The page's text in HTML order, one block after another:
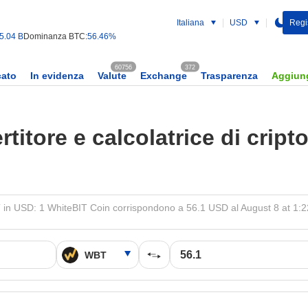
BDominanza BTC:56.46%
Italiana USD
In evidenza Valute
60756
Exchange
372
Trasparenza
e calcolatrice di
in USD: 1 WhiteBIT Coin corrispondono a 56.1 USD al August 8 at